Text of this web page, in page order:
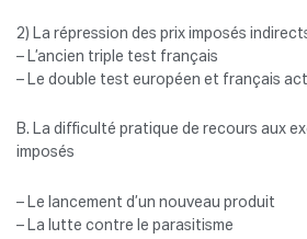
2) La répression des prix imposés
– L’ancien triple test français
– Le double test européen et français
B. La difficulté pratique de recours aux
imposés
– Le lancement d’un nouveau produit
– La lutte contre le parasitisme